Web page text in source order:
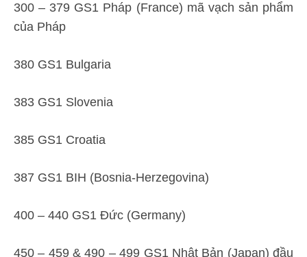
300 – 379 GS1 Pháp (France) mã vạch sản phẩm
của Pháp
380 GS1 Bulgaria
383 GS1 Slovenia
385 GS1 Croatia
387 GS1 BIH (Bosnia-Herzegovina)
400 – 440 GS1 Đức (Germany)
450 – 459 & 490 – 499 GS1 Nhật Bản (Japan) đầu